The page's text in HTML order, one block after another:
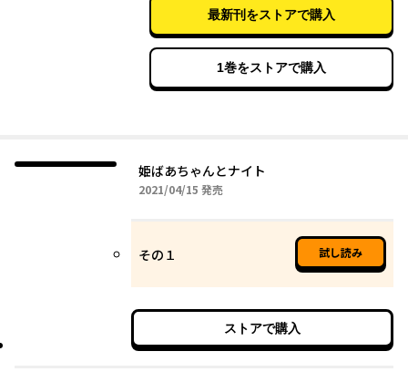
最新刊をストアで購入
1巻をストアで購入
姫ばあちゃんとナイト
2021/04/15 2021年04月15日
発売
その１ 試し読み
ストアで購入